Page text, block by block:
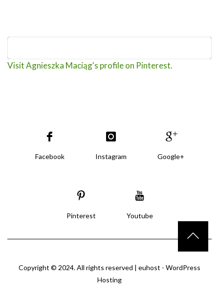
Visit Agnieszka Maciąg's profile on Pinterest.
Facebook Instagram Google+
Pinterest Youtube
Copyright © 2024. All rights reserved | euhost - WordPress
Hosting